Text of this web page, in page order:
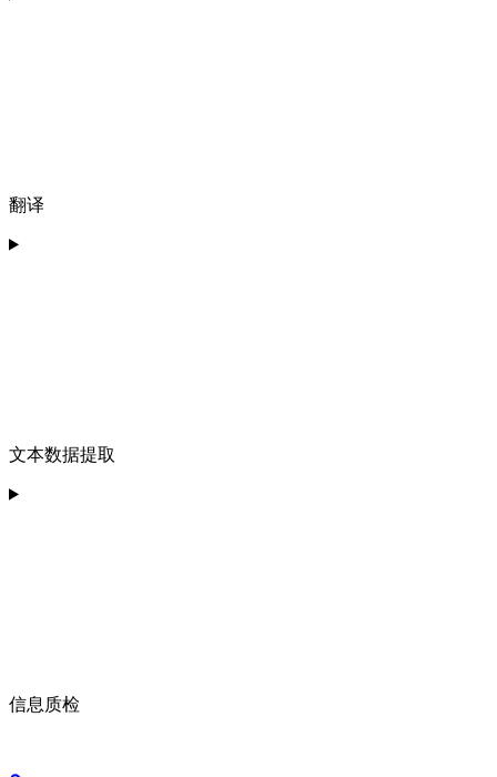
翻译
文本数据提取
信息质检